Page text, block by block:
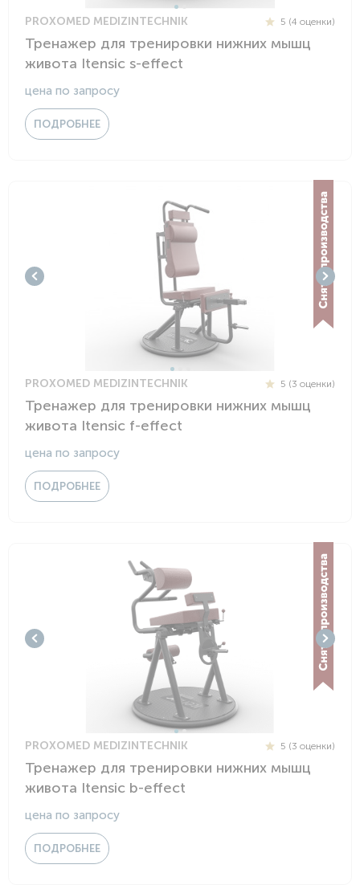
PROXOMED MEDIZINTECHNIK 5 (4 оценки)
Тренажер для тренировки нижних мышц
живота Itensic s-effect
цена по запросу
ПОДРОБНЕЕ
PROXOMED MEDIZINTECHNIK 5 (3 оценки)
Тренажер для тренировки нижних мышц
живота Itensic f-effect
цена по запросу
ПОДРОБНЕЕ
PROXOMED MEDIZINTECHNIK 5 (3 оценки)
Тренажер для тренировки нижних мышц
живота Itensic b-effect
цена по запросу
ПОДРОБНЕЕ